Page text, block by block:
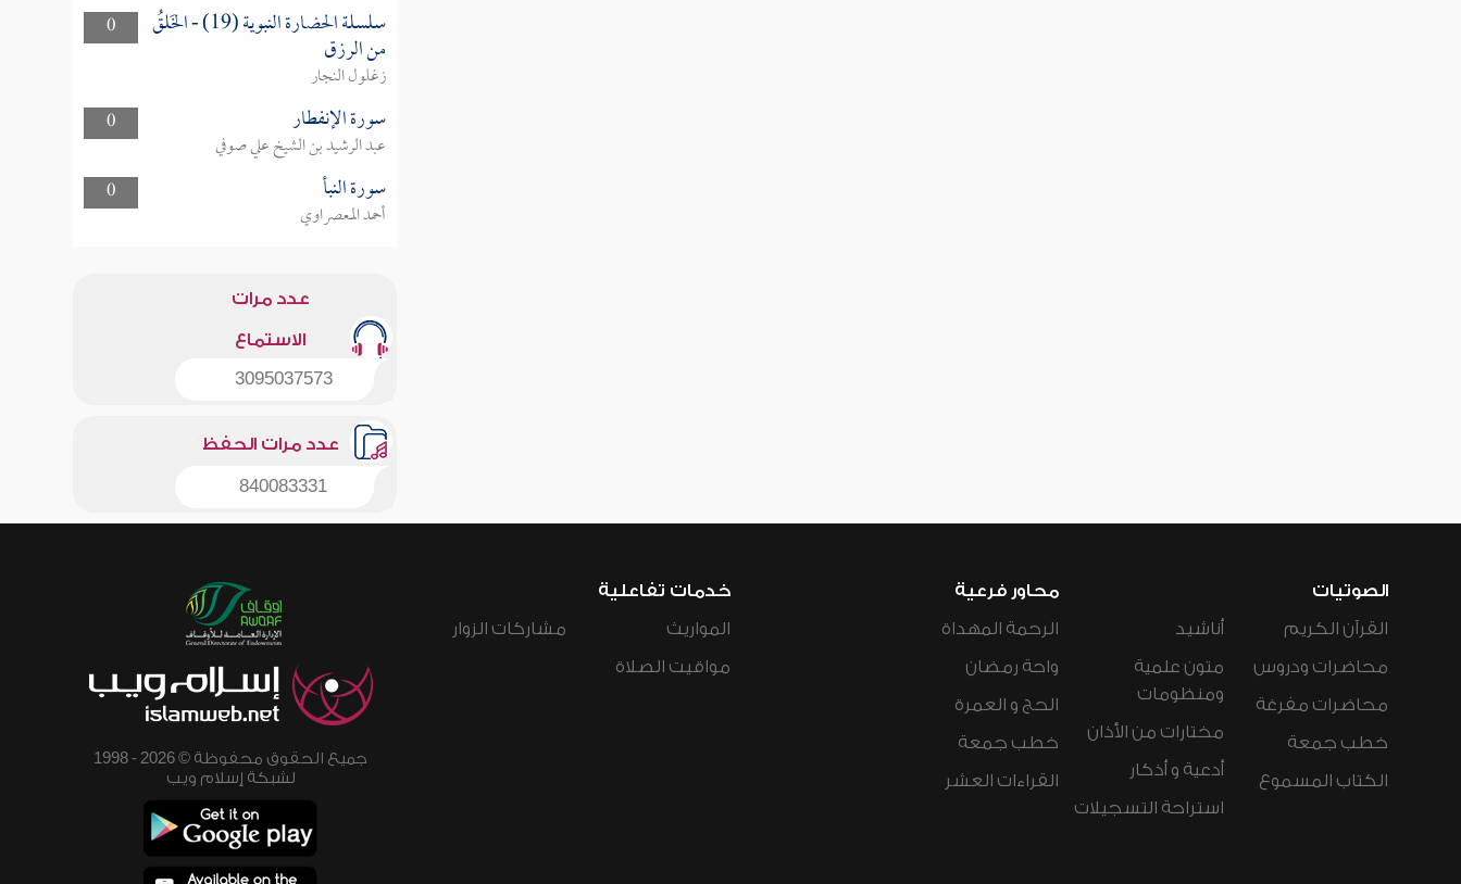
0
سلسلة الحضارة النبوية (19) - الخَلقُ
من الرزق
زغلول النجار
0
سورة الإنفطار
عبد الرشيد بن الشيخ علي صوفي
0
سورة النبأ
أحمد المعصراوي
عدد مرات
الاستماع
3095037573
عدد مرات الحفظ
840083331
الصوتيات
القرآن الكريم
محاضرات ودروس
محاضرات مفرغة
خطب جمعة
الكتاب المسموع
أناشيد
متون علمية
ومنظومات
مختارات من الأذان
أدعية و أذكار
استراحة التسجيلات
محاور فرعية
الرحمة المهداة
واحة رمضان
الحج و العمرة
خطب جمعة
القراءات العشر
خدمات تفاعلية
المواريث
مواقيت الصلاة
مشاركات الزوار
جميع الحقوق محفوظة © 2026 - 1998
لشبكة إسلام ويب